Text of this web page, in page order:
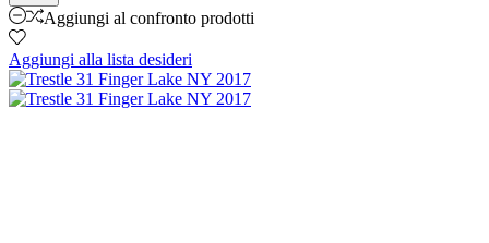
Aggiungi al confronto prodotti
Aggiungi alla lista desideri